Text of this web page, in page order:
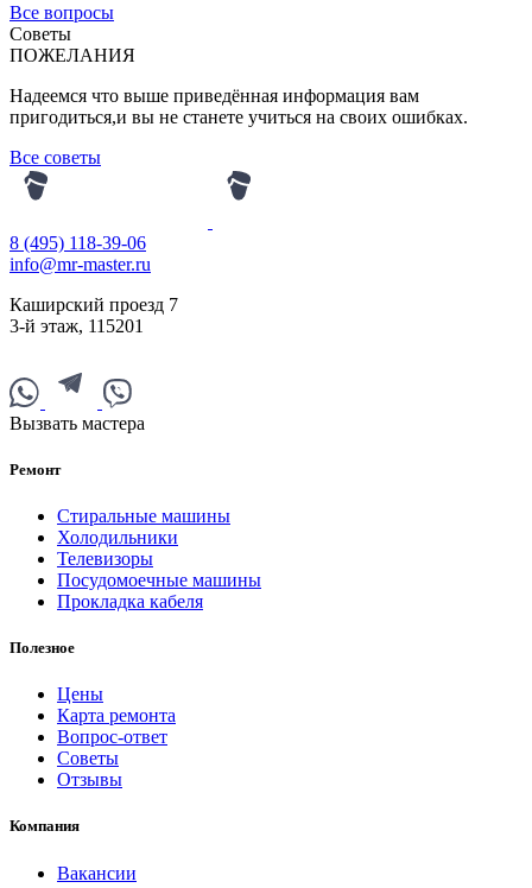
Все вопросы
Советы
ПОЖЕЛАНИЯ
Надеемся что выше приведённая информация вам
пригодиться,и вы не станете учиться на своих ошибках.
Все советы
8 (495) 118-39-06
info@mr-master.ru
Каширский проезд 7
3-й этаж, 115201
Вызвать мастера
Ремонт
Стиральные машины
Холодильники
Телевизоры
Посудомоечные машины
Прокладка кабеля
Полезное
Цены
Карта ремонта
Вопрос-ответ
Советы
Отзывы
Компания
Вакансии